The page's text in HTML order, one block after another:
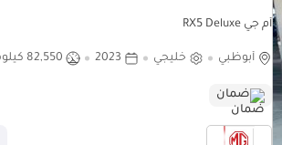
أم جي RX5 Deluxe
أبوظبي خليجي 2023 82,550 كيلومتر
ضمان